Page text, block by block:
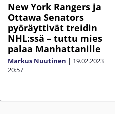
New York Rangers ja
Ottawa Senators
pyöräyttivät treidin
NHL:ssä – tuttu mies
palaa Manhattanille
Markus Nuutinen | 19.02.2023
20:57